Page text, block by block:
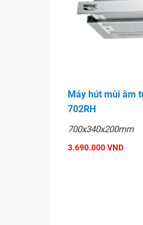
Máy hút mùi âm
702RH
700x340x200mm
3.690.000 VND